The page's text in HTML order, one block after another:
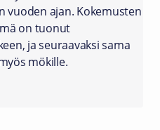
vuoden ajan. Kokemusten
on tuonut
ja seuraavaksi sama
mökille.